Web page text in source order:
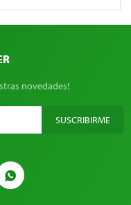

novedades!
SUSCRIBIRME